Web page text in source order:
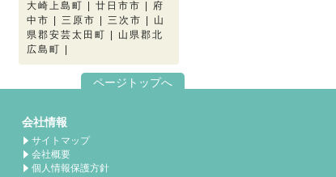
大崎上島町 | 廿日市市 | 府
中市 | 三原市 | 三次市 | 山
県郡安芸太田町 | 山県郡北
広島町 |
ページトップへ
会社情報
サイトマップ
会社概要
個人情報保護方針